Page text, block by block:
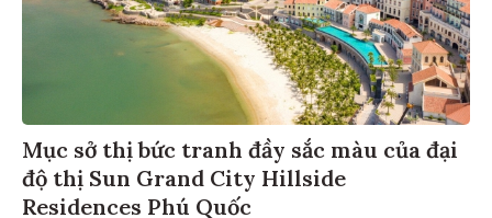
Mục sở thị bức tranh đầy sắc màu của đại
độ thị Sun Grand City Hillside
Residences Phú Quốc